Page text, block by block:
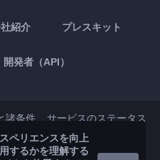
紹介 プレスキット
開発者（API）
諸条件 サービスのステータス
Google Play
ペリエンスを向上
するかを理解する